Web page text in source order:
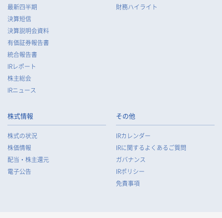
最新四半期
決算短信
決算説明会資料
有価証券報告書
統合報告書
IRレポート
株主総会
IRニュース
財務ハイライト
株式情報
株式の状況
株価情報
配当・株主還元
電子公告
その他
IRカレンダー
IRに関するよくあるご質問
ガバナンス
IRポリシー
免責事項